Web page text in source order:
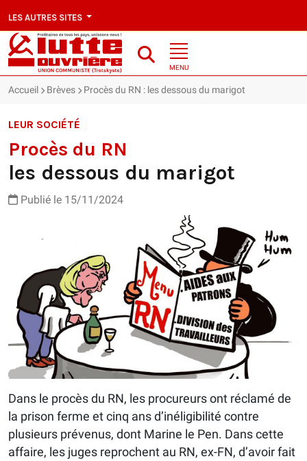
LES AUTRES SITES
MENU
Accueil Brèves Procès du RN : les dessous du marigot
LEUR SOCIÉTÉ
Procès du RN
les dessous du marigot
Publié le 15/11/2024
Dans le procès du RN, les procureurs ont réclamé de
la prison ferme et cinq ans d’inéligibilité contre
plusieurs prévenus, dont Marine le Pen. Dans cette
affaire, les juges reprochent au RN, ex-FN, d’avoir fait